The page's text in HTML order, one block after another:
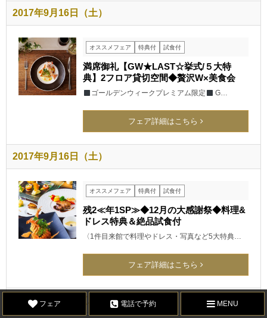
2017年9月16日（土）
オススメフェア 特典付 試食付
満席御礼【GW★LAST☆挙式/５大特
典】2フロア貸切空間◆贅沢W×美食会
ゴールデンウィークプレミアム限定 G…
フェア詳細はこちら
2017年9月16日（土）
オススメフェア 特典付 試食付
残2≪年1SP≫◆12月の大感謝祭◆料理&
ドレス特典＆絶品試食付
〈1件目来館で料理やドレス・写真など5大特典…
フェア詳細はこちら
2017年9月16日（土）
フェア 電話で予約 MENU